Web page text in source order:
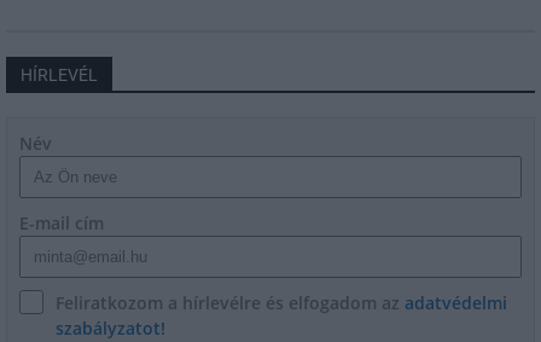
HÍRLEVÉL
Név
E-mail cím
Feliratkozom a hírlevélre és elfogadom az adatvédelmi
szabályzatot!